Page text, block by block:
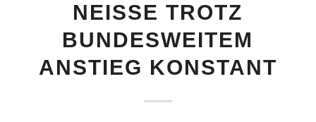
NEISSE TROTZ B
UNDESWEITEM A
NSTIEG KONSTANT